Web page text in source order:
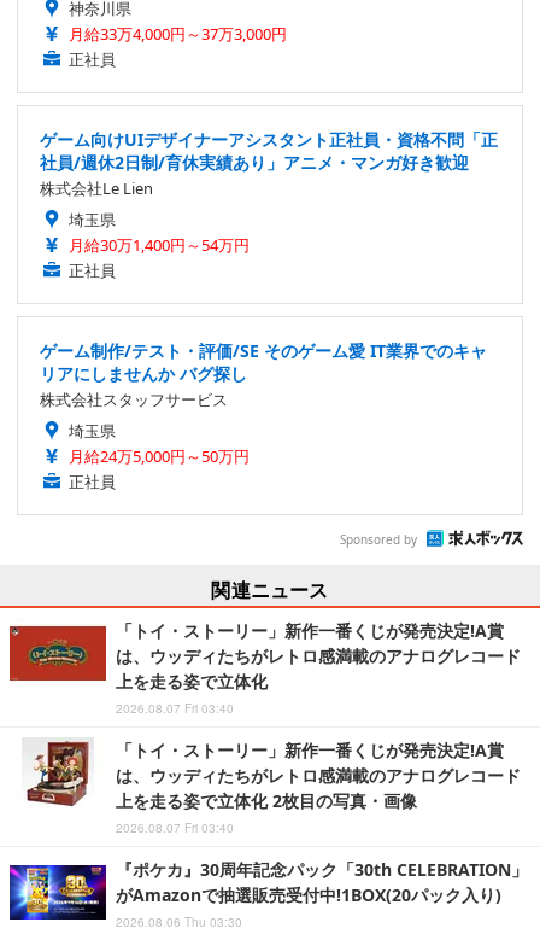
神奈川県
月給33万4,000円～37万3,000円
正社員
ゲーム向けUIデザイナーアシスタント正社員・資格不問「正
社員/週休2日制/育休実績あり」アニメ・マンガ好き歓迎
株式会社Le Lien
埼玉県
月給30万1,400円～54万円
正社員
ゲーム制作/テスト・評価/SE そのゲーム愛 IT業界でのキャ
リアにしませんか バグ探し
株式会社スタッフサービス
埼玉県
月給24万5,000円～50万円
正社員
Sponsored by
関連ニュース
「トイ・ストーリー」新作一番くじが発売決定!A賞
は、ウッディたちがレトロ感満載のアナログレコード
上を走る姿で立体化
2026.08.07 Fri 03:40
「トイ・ストーリー」新作一番くじが発売決定!A賞
は、ウッディたちがレトロ感満載のアナログレコード
上を走る姿で立体化 2枚目の写真・画像
2026.08.07 Fri 03:40
『ポケカ』30周年記念パック「30th CELEBRATION」
がAmazonで抽選販売受付中!1BOX(20パック入り)
2026.08.06 Thu 03:30